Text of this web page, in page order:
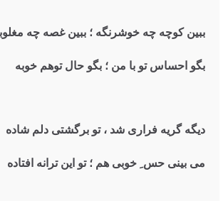
ببین کوچه چه خوشرنگه ؛ ببین غصه چه
بگو احساس تو با من ؛ بگو حال توهم خوبه
دیگه گریه فراری شد ، تو برگشتی دلم شاده
می بینی حس ِ خوبی هم ؛ تو این ترانه افتاده